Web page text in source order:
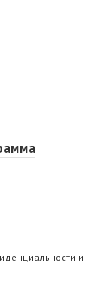
и